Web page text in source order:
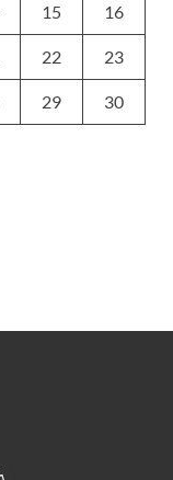
15 16
22 23
29 30